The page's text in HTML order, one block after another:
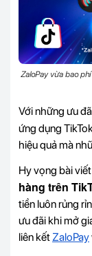
ZaloPay vừa bao
Với những ưu
ứng dụng
hiệu quả mà
Hy vọng bài
hàng trên
tiền luôn rủng
ưu đãi khi mở
liên kếtZaloPay